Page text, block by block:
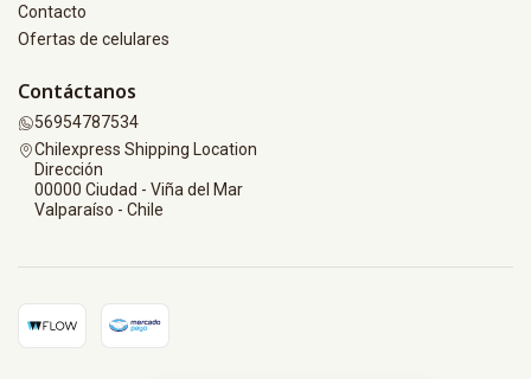
Contacto
Ofertas de celulares
Contáctanos
56954787534
Chilexpress Shipping Location
Dirección
00000 Ciudad - Viña del Mar
Valparaíso - Chile